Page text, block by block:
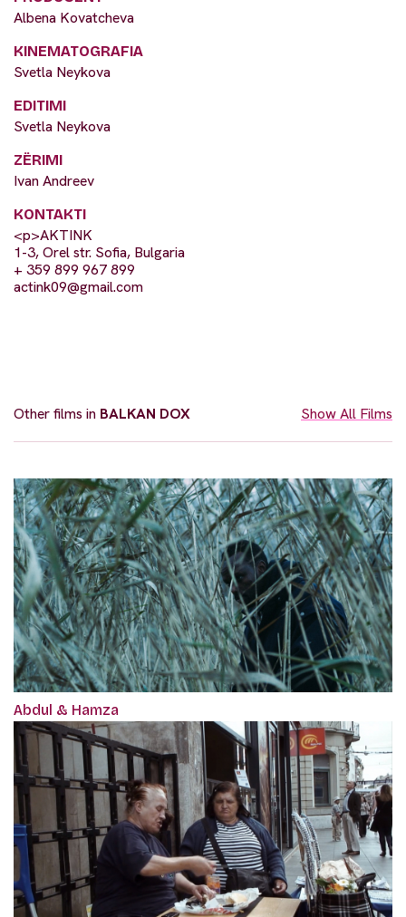
Albena Kovatcheva
KINEMATOGRAFIA
Svetla Neykova
EDITIMI
Svetla Neykova
ZËRIMI
Ivan Andreev
KONTAKTI
<p>AKTINK
1-3, Orel str. Sofia, Bulgaria
+ 359 899 967 899
actink09@gmail.com
Other films in BALKAN DOX Show All Films
Abdul & Hamza